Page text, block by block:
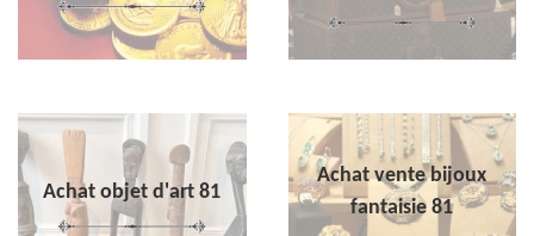
Achat objet d'art 81
Achat vente bijoux
fantaisie 81